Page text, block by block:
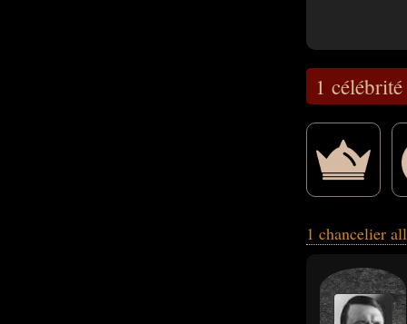
1 célébrité
1 chancelier